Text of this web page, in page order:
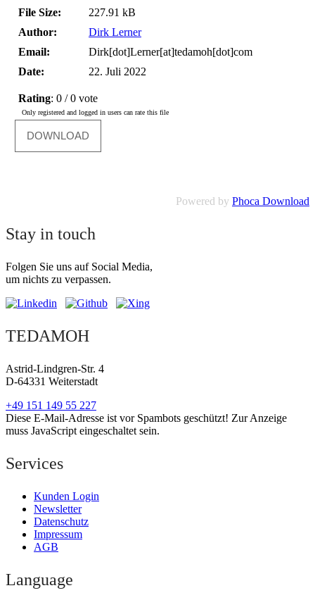
File Size:
227.91 kB
Author:
Dirk Lerner
Email:
Dirk[dot]Lerner[at]tedamoh[dot]com
Date:
22. Juli 2022
Rating: 0 / 0 vote
Only registered and logged in users can rate this file
Powered by Phoca Download
Stay in touch
Folgen Sie uns auf Social Media,
um nichts zu verpassen.
TEDAMOH
Astrid-Lindgren-Str. 4
D-64331 Weiterstadt
+49 151 149 55 227
Diese E-Mail-Adresse ist vor Spambots geschützt! Zur Anzeige
muss JavaScript eingeschaltet sein.
Services
Kunden Login
Newsletter
Datenschutz
Impressum
AGB
Language